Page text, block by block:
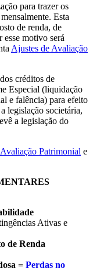
para trazer os
Esta
de renda, de
motivo será
Ajustes de Avaliação
créditos de
Especial (liquidação
e falência) para efeito
legislação societária,
a legislação do
Patrimonial e
Ativas e
de Renda
= Perdas no